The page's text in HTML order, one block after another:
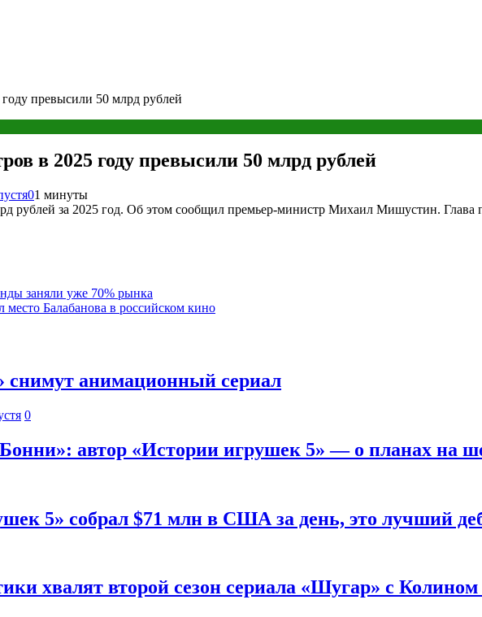
превысили 50 млрд рублей
в 2025 году превысили 50 млрд рублей
01 минуты
рублей за 2025 год. Об этом сообщил премьер-министр Михаил Мишустин. Глава
заняли уже 70% рынка
Балабанова в российском кино
анимационный сериал
0
автор «Истории игрушек 5» — о планах на
5» собрал $71 млн в США за день, это лучший
хвалят второй сезон сериала «Шугар» с